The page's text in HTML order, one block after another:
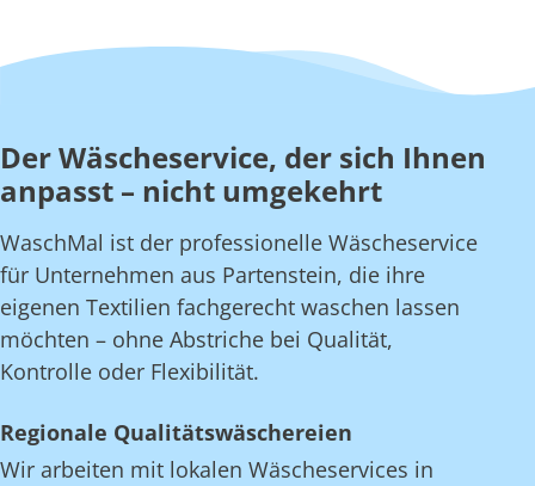
Der Wäscheservice, der sich Ihnen
anpasst – nicht umgekehrt
WaschMal ist der professionelle Wäscheservice
für Unternehmen aus Partenstein, die ihre
eigenen Textilien fachgerecht waschen lassen
möchten – ohne Abstriche bei Qualität,
Kontrolle oder Flexibilität.
Regionale Qualitätswäschereien
Wir arbeiten mit lokalen Wäscheservices in